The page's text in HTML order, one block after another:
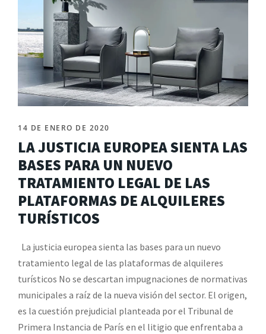
14 DE ENERO DE 2020
LA JUSTICIA EUROPEA SIENTA LAS
BASES PARA UN NUEVO
TRATAMIENTO LEGAL DE LAS
PLATAFORMAS DE ALQUILERES
TURÍSTICOS
La justicia europea sienta las bases para un nuevo
tratamiento legal de las plataformas de alquileres
turísticos No se descartan impugnaciones de normativas
municipales a raíz de la nueva visión del sector. El origen,
es la cuestión prejudicial planteada por el Tribunal de
Primera Instancia de París en el litigio que enfrentaba a